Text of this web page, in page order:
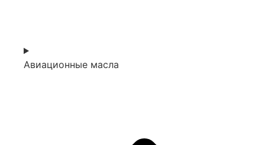
Авиационные масла